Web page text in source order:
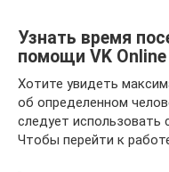
Узнать время
помощи VK Online
Хотите увидеть
об определенном
следует использовать
Чтобы перейти к